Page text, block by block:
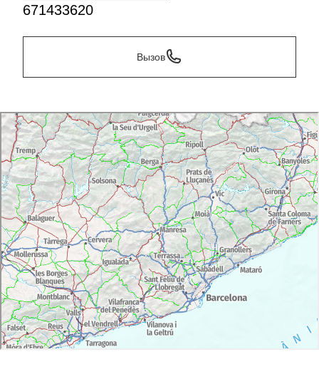
671433620
Вызов